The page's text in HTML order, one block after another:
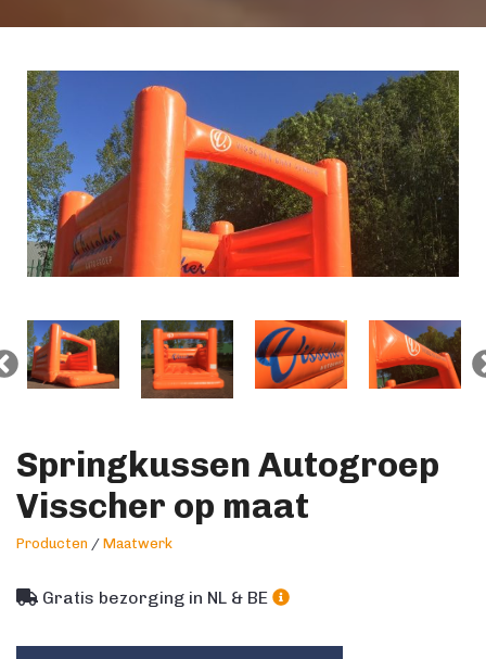
Springkussen Autogroep
Visscher op maat
Producten / Maatwerk
Gratis bezorging in NL & BE